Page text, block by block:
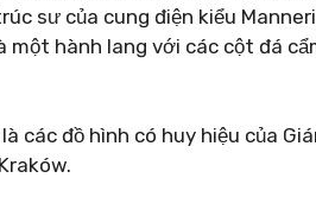
sư của cung điện kiểu
hành lang với các cột đá
các đồ hình có huy hiệu của